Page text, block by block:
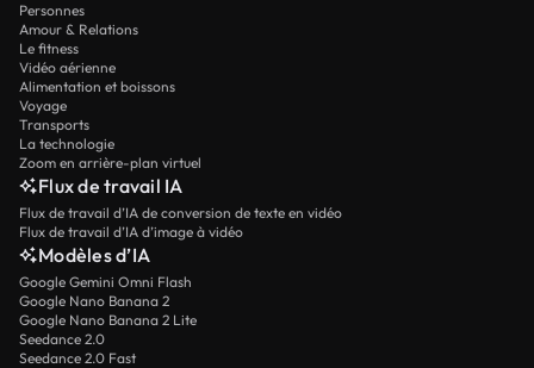
Personnes
Amour & Relations
Le fitness
Vidéo aérienne
Alimentation et boissons
Voyage
Transports
La technologie
Zoom en arrière-plan virtuel
Flux de travail IA
Flux de travail d’IA de conversion de texte en vidéo
Flux de travail d’IA d’image à vidéo
Modèles d’IA
Google Gemini Omni Flash
Google Nano Banana 2
Google Nano Banana 2 Lite
Seedance 2.0
Seedance 2.0 Fast